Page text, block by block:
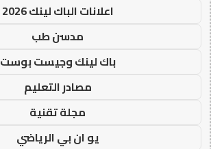
اعلانات الباك لينك 2026
مدسن طب
باك لينك وجيست بوست
مصادر التعليم
مجلة تقنية
يو ان بي الرياضي